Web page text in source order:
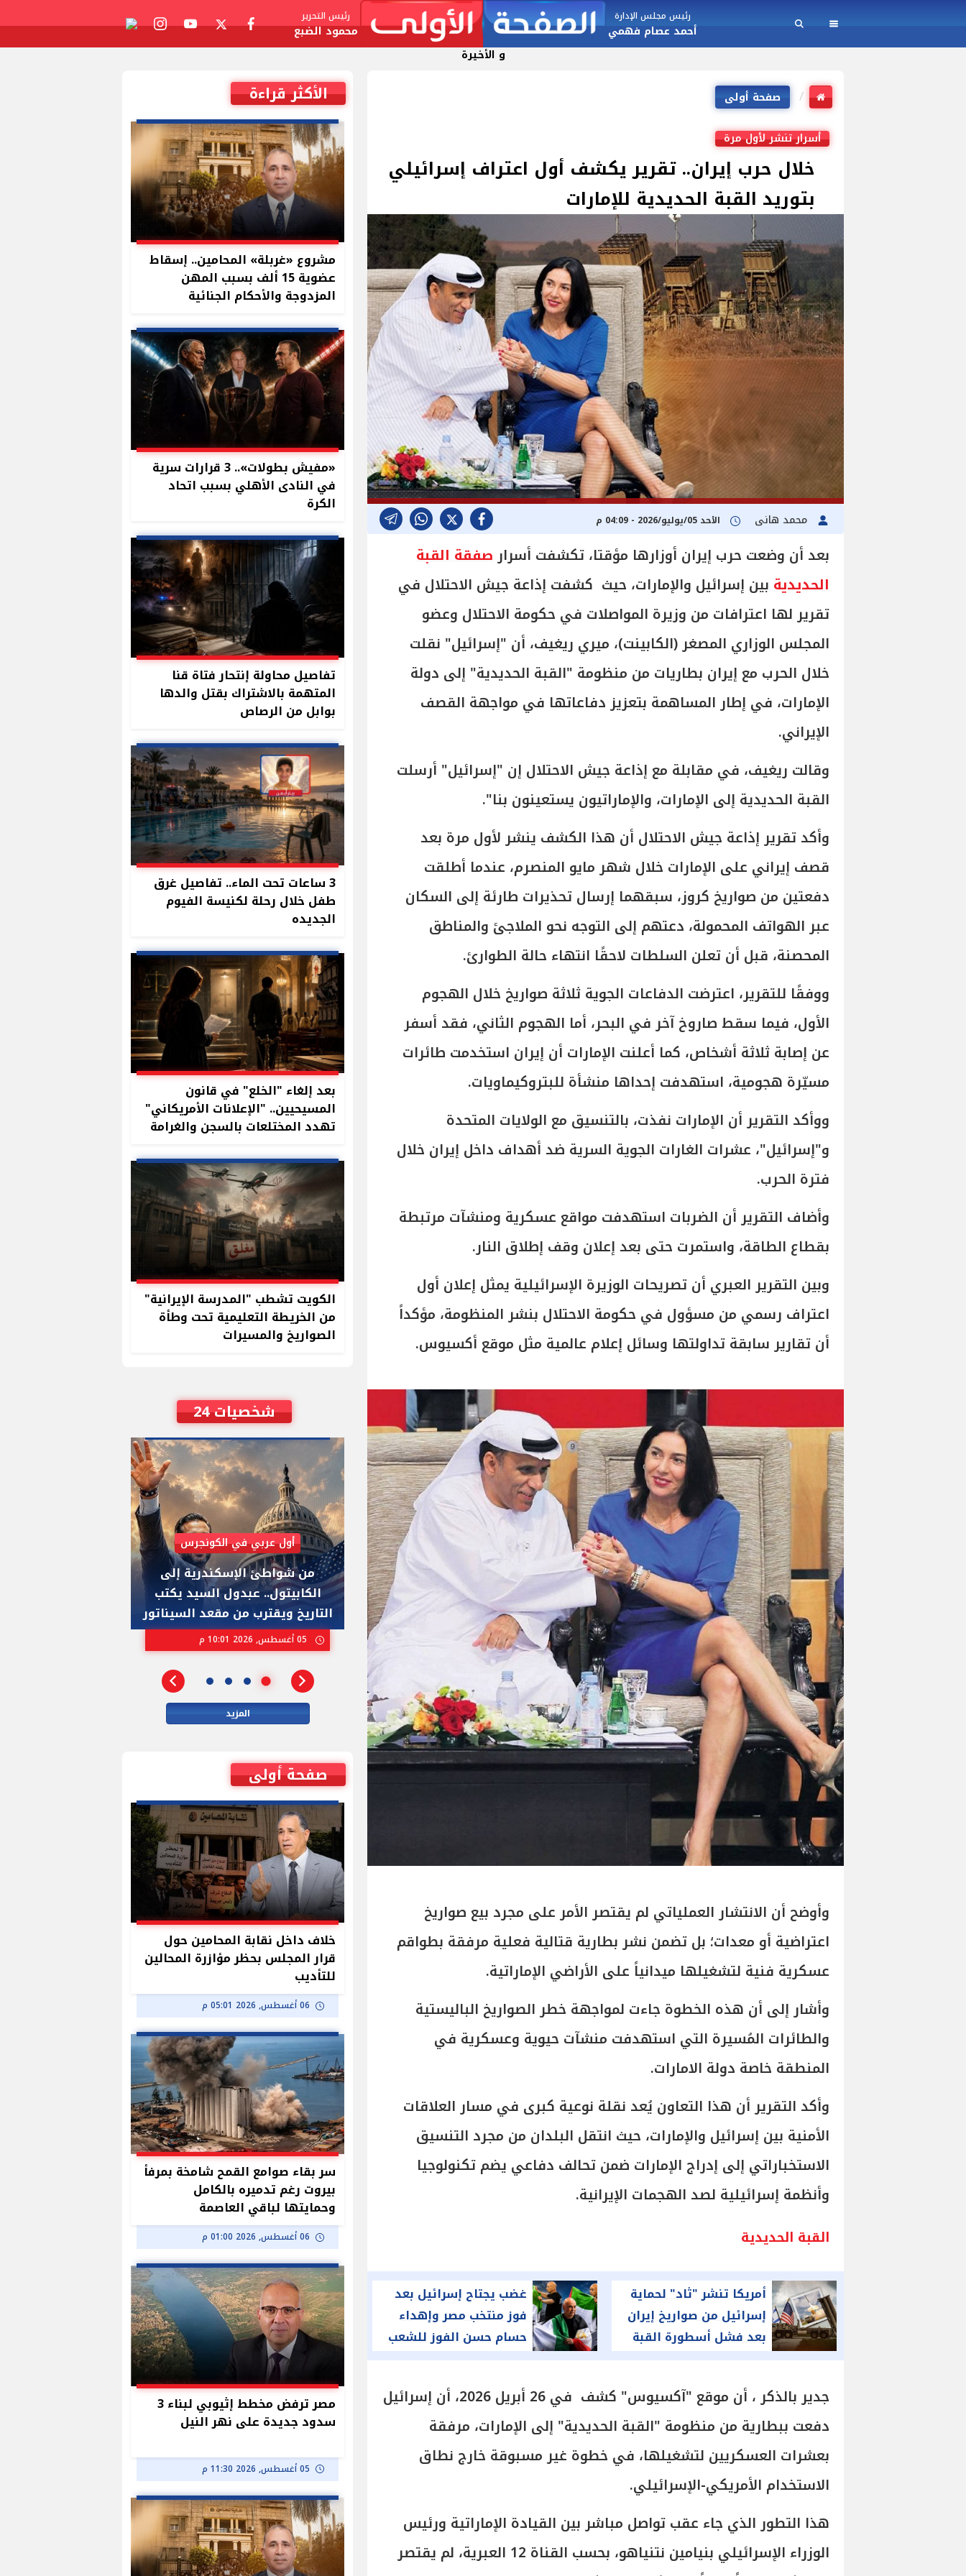
رئيس مجلس الإدارة
أحمد عصام فهمي
رئيس التحرير
محمود الضبع facebook
twitter
youtube
instagram
tiktok
و الأخيرة
صفحة أولى
أسرار تنشر لأول مرة
خلال حرب إيران.. تقرير يكشف أول اعتراف إسرائيلي
بتوريد القبة الحديدية للإمارات
محمد هانى الأحد 05/يوليو/2026 - 04:09 م
بعد أن وضعت حرب إيران أوزارها مؤقتا، تكشفت أسرارصفقة القبة
الحديدية بين إسرائيل والإمارات، حيث كشفت إذاعة جيش الاحتلال في
تقرير لها اعترافات من وزيرة المواصلات في حكومة الاحتلال وعضو
المجلس الوزاري المصغر (الكابينت)، ميري ريغيف، أن "إسرائيل" نقلت
خلال الحرب مع إيران بطاريات من منظومة "القبة الحديدية" إلى دولة
الإمارات، في إطار المساهمة بتعزيز دفاعاتها في مواجهة القصف
الإيراني.
وقالت ريغيف، في مقابلة مع إذاعة جيش الاحتلال إن "إسرائيل" أرسلت
القبة الحديدية إلى الإمارات، والإماراتيون يستعينون بنا".
وأكد تقرير إذاعة جيش الاحتلال أن هذا الكشف ينشر لأول مرة بعد
قصف إيراني على الإمارات خلال شهر مايو المنصرم، عندما أطلقت
دفعتين من صواريخ كروز، سبقهما إرسال تحذيرات طارئة إلى السكان
عبر الهواتف المحمولة، دعتهم إلى التوجه نحو الملاجئ والمناطق
المحصنة، قبل أن تعلن السلطات لاحقًا انتهاء حالة الطوارئ.
ووفقًا للتقرير، اعترضت الدفاعات الجوية ثلاثة صواريخ خلال الهجوم
الأول، فيما سقط صاروخ آخر في البحر، أما الهجوم الثاني، فقد أسفر
عن إصابة ثلاثة أشخاص، كما أعلنت الإمارات أن إيران استخدمت طائرات
مسيّرة هجومية، استهدفت إحداها منشأة للبتروكيماويات.
ووأكد التقرير أن الإمارات نفذت، بالتنسيق مع الولايات المتحدة
و"إسرائيل"، عشرات الغارات الجوية السرية ضد أهداف داخل إيران خلال
فترة الحرب.
وأضاف التقرير أن الضربات استهدفت مواقع عسكرية ومنشآت مرتبطة
بقطاع الطاقة، واستمرت حتى بعد إعلان وقف إطلاق النار.
وبين التقرير العبري أن تصريحات الوزيرة الإسرائيلية يمثل إعلان أول
اعتراف رسمي من مسؤول في حكومة الاحتلال بنشر المنظومة، مؤكداً
أن تقارير سابقة تداولتها وسائل إعلام عالمية مثل موقع أكسيوس.
وأوضح أن الانتشار العملياتي لم يقتصر الأمر على مجرد بيع صواريخ
اعتراضية أو معدات؛ بل تضمن نشر بطارية قتالية فعلية مرفقة بطواقم
عسكرية فنية لتشغيلها ميدانياً على الأراضي الإماراتية.
وأشار إلى أن هذه الخطوة جاءت لمواجهة خطر الصواريخ الباليستية
والطائرات المُسيرة التي استهدفت منشآت حيوية وعسكرية في
المنطقة خاصة دولة الامارات.
وأكد التقرير أن هذا التعاون يُعد نقلة نوعية كبرى في مسار العلاقات
الأمنية بين إسرائيل والإمارات، حيث انتقل البلدان من مجرد التنسيق
الاستخباراتي إلى إدراج الإمارات ضمن تحالف دفاعي يضم تكنولوجيا
وأنظمة إسرائيلية لصد الهجمات الإيرانية.
القبة الحديدية
أمريكا تنشر "ثاد" لحماية
إسرائيل من صواريخ إيران
بعد فشل أسطورة القبة
الحديدة
غضب يجتاح إسرائيل بعد
فوز منتخب مصر وإهداء
حسام حسن الفوز للشعب
الفلسطيني
جدير بالذكر ، أن موقع "آكسيوس" كشف في 26 أبريل 2026، أن إسرائيل
دفعت ببطارية من منظومة "القبة الحديدية" إلى الإمارات، مرفقة
بعشرات العسكريين لتشغيلها، في خطوة غير مسبوقة خارج نطاق
الاستخدام الأمريكي-الإسرائيلي.
هذا التطور الذي جاء عقب تواصل مباشر بين القيادة الإماراتية ورئيس
الوزراء الإسرائيلي بنيامين نتنياهو، بحسب القناة 12 العبرية، لم يقتصر
الأكثر قراءة
مشروع «غربلة» المحامين.. إسقاط
عضوية 15 ألف بسبب المهن
المزدوجة والأحكام الجنائية
«مفيش بطولات».. 3 قرارات سرية
في النادى الأهلي بسبب اتحاد
الكرة
تفاصيل محاولة إنتحار فتاة قنا
المتهمة بالاشتراك بقتل والدها
بوابل من الرصاص
3 ساعات تحت الماء.. تفاصيل غرق
طفل خلال رحلة لكنيسة الفيوم
الجديده
بعد إلغاء "الخلع" في قانون
المسيحيين.. "الإعلانات الأمريكاني"
تهدد المختلعات بالسجن والغرامة
الكويت تشطب "المدرسة الإيرانية"
من الخريطة التعليمية تحت وطأة
الصواريخ والمسيرات
شخصيات 24
" صاحب صاحبه "
شوقي غريب.. المدير الفني رجل
كل المناصب في الجبلاية برعاية
هاني أبوريدة
25 يوليو, 2026 10:00 م
أول عربي في الكونجرس
من شواطئ الإسكندرية إلى
الكابيتول.. عبدول السيد يكتب
التاريخ ويقترب من مقعد السيناتور
المزيد
صفحة أولى
خلاف داخل نقابة المحامين حول
قرار المجلس بحظر مؤازرة المحالين
للتأديب
06 أغسطس, 2026 05:01 م
سر بقاء صوامع القمح شامخة بمرفأ
بيروت رغم تدميره بالكامل
وحمايتها لباقي العاصمة
06 أغسطس, 2026 01:00 م
مصر ترفض مخطط إثيوبي لبناء 3
سدود جديدة على نهر النيل
05 أغسطس, 2026 11:30 م